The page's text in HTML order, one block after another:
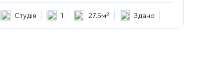
Студія 1 27.5м² Здано